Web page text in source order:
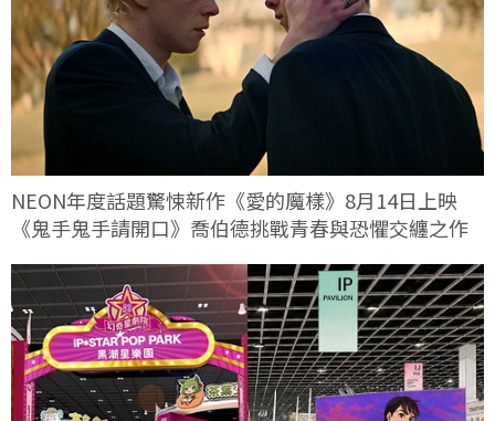
NEON年度話題驚悚新作《愛的魔樣》8月14日上映
《鬼手鬼手請開口》喬伯德挑戰青春與恐懼交纏之作